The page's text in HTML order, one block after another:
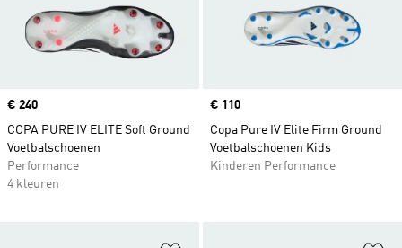
Price
€ 240
COPA PURE IV ELITE Soft Ground
Voetbalschoenen
Performance
4 kleuren
Price
€ 110
Copa Pure IV Elite Firm Ground
Voetbalschoenen Kids
Kinderen Performance